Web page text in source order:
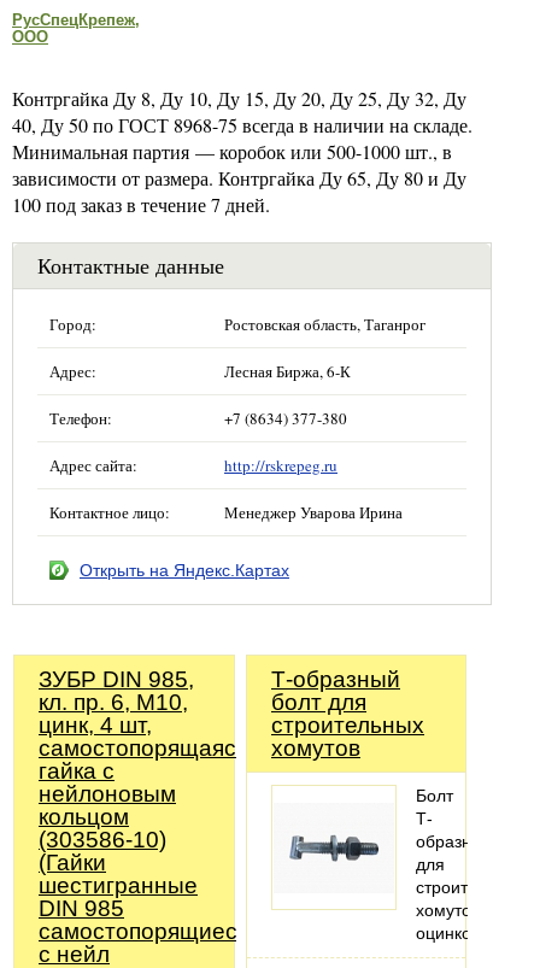
РусСпецКрепеж,
ООО
Контргайка Ду 8, Ду 10, Ду 15, Ду 20, Ду 25, Ду 32, Ду
40, Ду 50 по ГОСТ 8968-75 всегда в наличии на складе.
Минимальная партия — коробок или 500-1000 шт., в
зависимости от размера. Контргайка Ду 65, Ду 80 и Ду
100 под заказ в течение 7 дней.
Контактные данные
Город: Ростовская область, Таганрог
Адрес: Лесная Биржа, 6-К
Телефон: +7 (8634) 377-380
Адрес сайта: http://rskrepeg.ru
Контактное лицо: Менеджер Уварова Ирина
Открыть на Яндекс.Картах
ЗУБР DIN 985,
кл. пр. 6, M10,
цинк, 4 шт,
самостопорящаяся
гайка с
нейлоновым
кольцом
(303586-10)
(Гайки
шестигранные
DIN 985
самостопорящиеся,
с нейл
Т-образный
болт для
строительных
хомутов
Болт
Т-
образный
для
строительных
хомутов
оцинкованных